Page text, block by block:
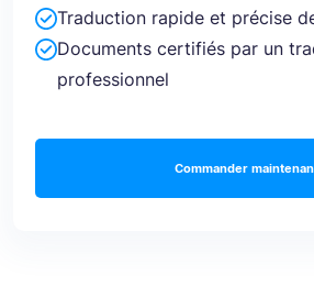
Traduction rapide et précise
Documents certifiés par un
professionnel
Commander